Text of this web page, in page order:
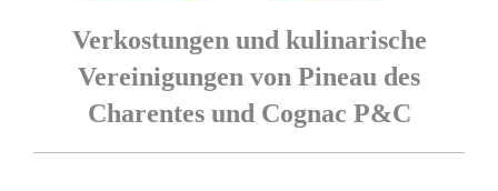
Verkostungen und kulinarische
Vereinigungen von Pineau des
Charentes und Cognac P&C